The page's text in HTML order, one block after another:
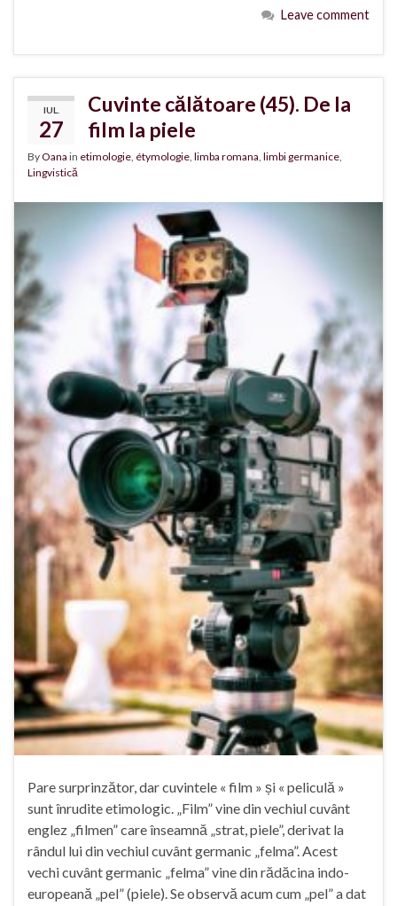
Leave comment
IUL.
27
Cuvinte călătoare (45). De la
film la piele
ByOana in etimologie, étymologie, limba romana, limbi germanice,
Lingvistică
Pare surprinzător, dar cuvintele « film » și « peliculă »
sunt înrudite etimologic. „Film” vine din vechiul cuvânt
englez „filmen” care înseamnă „strat, piele”, derivat la
rândul lui din vechiul cuvânt germanic „felma”. Acest
vechi cuvânt germanic „felma” vine din rădăcina indo-
europeană „pel” (piele). Se observă acum cum „pel” a dat